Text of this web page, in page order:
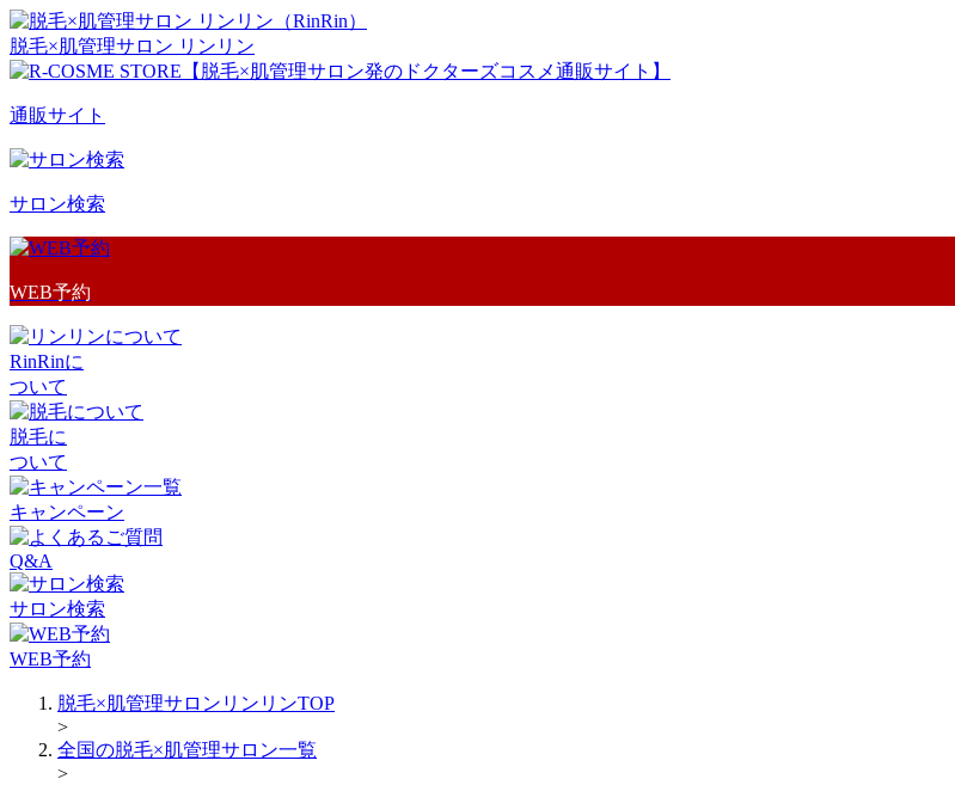
脱毛×肌管理サロン リンリン
通販サイト
サロン検索
WEB予約
RinRinに
ついて
脱毛に
ついて
キャンペーン
Q&A
サロン検索
WEB予約
脱毛×肌管理サロンリンリンTOP
>
全国の脱毛×肌管理サロン一覧
>